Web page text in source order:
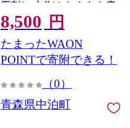
馬刺し 小分け おすすめ 青
森県 中泊町 F6N-326
8,500 円
たまったWAON
POINTで寄附できる！
（0）
青森県中泊町